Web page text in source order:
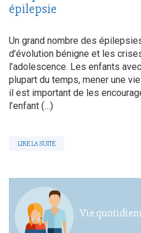
épilepsie
Un grand nombre des
d’évolution bénigne et les
l’adolescence. Les enfants
plupart du temps, mener une
il est important de les
l’enfant (…)
LIRE LA SUITE
Vie